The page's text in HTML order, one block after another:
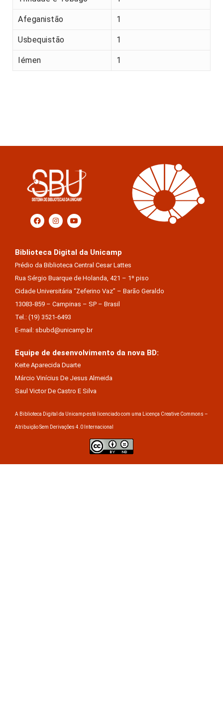
Afeganistão 1
Usbequistão 1
Iémen 1
Biblioteca Digital da Unicamp
Prédio da Biblioteca Central Cesar Lattes
Rua Sérgio Buarque de Holanda, 421 – 1º piso
Cidade Universitária “Zeferino Vaz” – Barão Geraldo
13083-859 – Campinas – SP – Brasil
Tel.: (19) 3521-6493
E-mail: sbubd@unicamp.br
Equipe de desenvolvimento da nova BD:
Keite Aparecida Duarte
Márcio Vinícius De Jesus Almeida
Saul Victor De Castro E Silva
A Biblioteca Digital da Unicamp está licenciado com uma Licença Creative Commons –
Atribuição Sem Derivações 4.0 Internacional